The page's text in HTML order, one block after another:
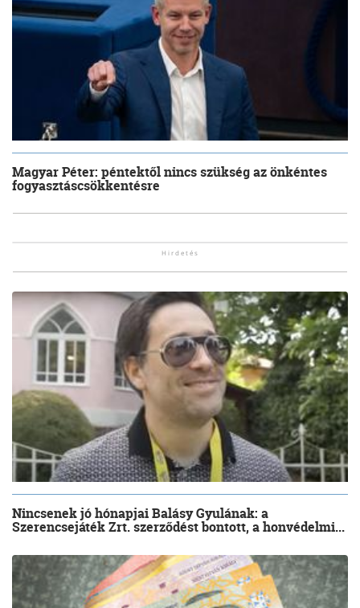
Magyar Péter: péntektől nincs szükség az önkéntes
fogyasztáscsökkentésre
Nincsenek jó hónapjai Balásy Gyulának: a
Szerencsejáték Zrt. szerződést bontott, a honvédelmi...